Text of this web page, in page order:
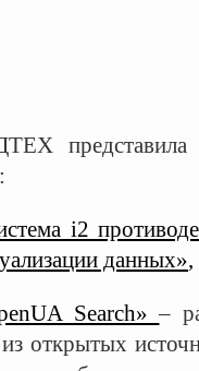
представила
i2
данных»,
Search» –
открытых